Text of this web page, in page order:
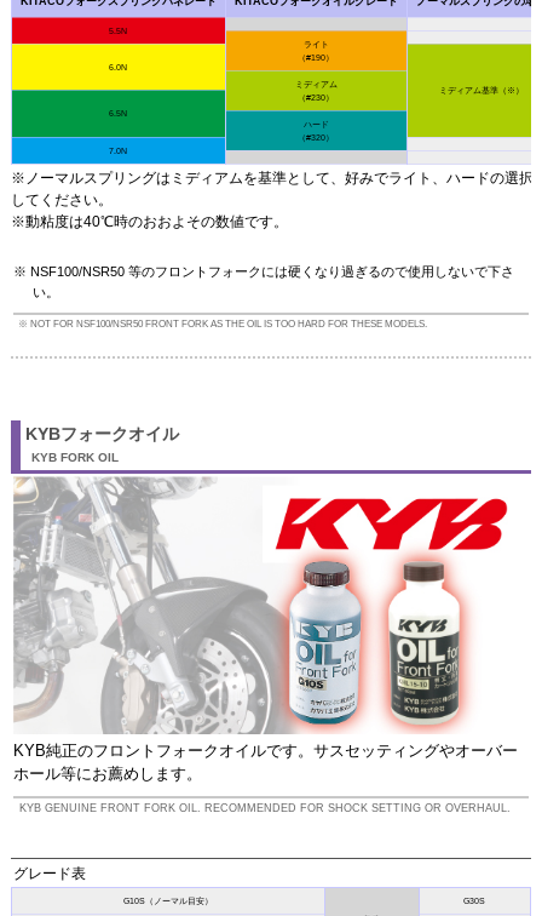
5.5N
ライト
（#190）
6.0N
ミディアム基準（※）
ミディアム
（#230）
6.5N
ハード
（#320）
7.0N
※ノーマルスプリングはミディアムを基準として、好みでライト、ハードの選択
してください。
※動粘度は40℃時のおおよその数値です。
NSF100/NSR50 等のフロントフォークには硬くなり過ぎるので使用しないで下さ
い。
NOT FOR NSF100/NSR50 FRONT FORK AS THE OIL IS TOO HARD FOR THESE MODELS.
KYBフォークオイル
KYB FORK OIL
KYB純正のフロントフォークオイルです。サスセッティングやオーバー
ホール等にお薦めします。
KYB GENUINE FRONT FORK OIL. RECOMMENDED FOR SHOCK SETTING OR OVERHAUL.
グレード表
G10S（ノーマル目安）
G30S